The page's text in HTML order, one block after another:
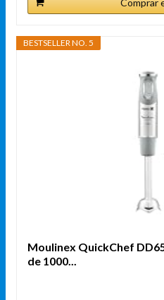
Comprar
BESTSELLER NO. 5
Moulinex QuickChef
de 1000...